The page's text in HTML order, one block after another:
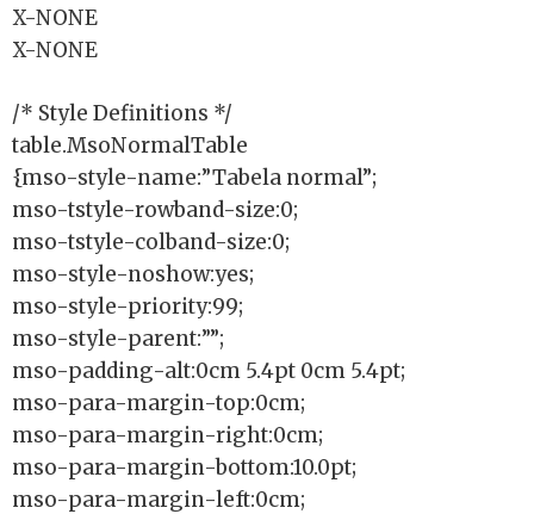
X-NONE
X-NONE
/* Style Definitions */
table.MsoNormalTable
{mso-style-name:”Tabela normal”;
mso-tstyle-rowband-size:0;
mso-tstyle-colband-size:0;
mso-style-noshow:yes;
mso-style-priority:99;
mso-style-parent:””;
mso-padding-alt:0cm 5.4pt 0cm 5.4pt;
mso-para-margin-top:0cm;
mso-para-margin-right:0cm;
mso-para-margin-bottom:10.0pt;
mso-para-margin-left:0cm;